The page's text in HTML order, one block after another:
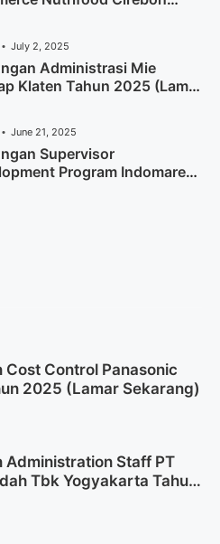
July 2, 2025
Administrasi Mie
Klaten Tahun 2025 (Lamar
June 21, 2025
Supervisor
Program Indomaret
Cost Control Panasonic
2025 (Lamar Sekarang)
Administration Staff PT
Tbk Yogyakarta Tahun